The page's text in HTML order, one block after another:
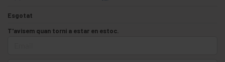
Esgotat
T'avisem quan torni a estar en estoc.